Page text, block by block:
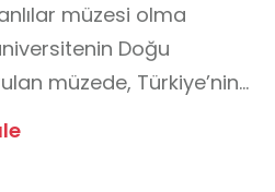
müzesi olma
Doğu
müzede, Türkiye’nin
yapılan çalışmalar